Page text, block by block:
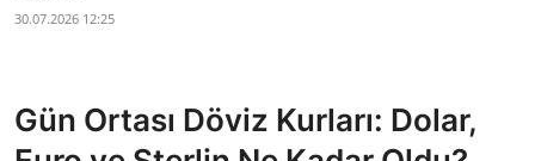
30.07.2026 12:25
Gün Ortası Döviz Kurları: Dolar,